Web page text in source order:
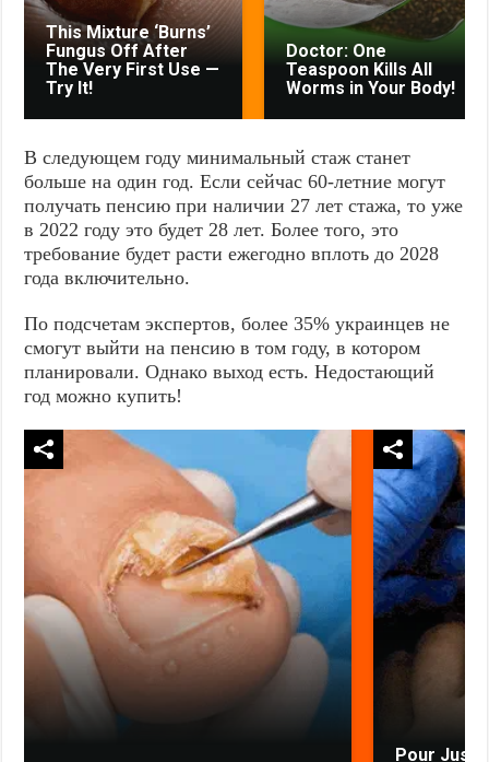
This Mixture ‘Burns’
Fungus Off After
The Very First Use —
Try It!
Doctor: One
Teaspoon Kills All
Worms in Your Body!
В следующем году минимальный стаж станет
больше на один год. Если сейчас 60-летние могут
получать пенсию при наличии 27 лет стажа, то уже
в 2022 году это будет 28 лет. Более того, это
требование будет расти ежегодно вплоть до 2028
года включительно.
По подсчетам экспертов, более 35% украинцев не
смогут выйти на пенсию в том году, в котором
планировали. Однако выход есть. Недостающий
год можно купить!
Pour Just